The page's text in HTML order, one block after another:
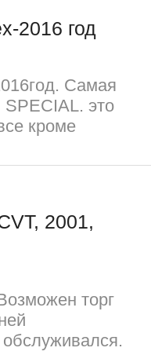
2016 год
Самая
это
кроме
2001,
торг